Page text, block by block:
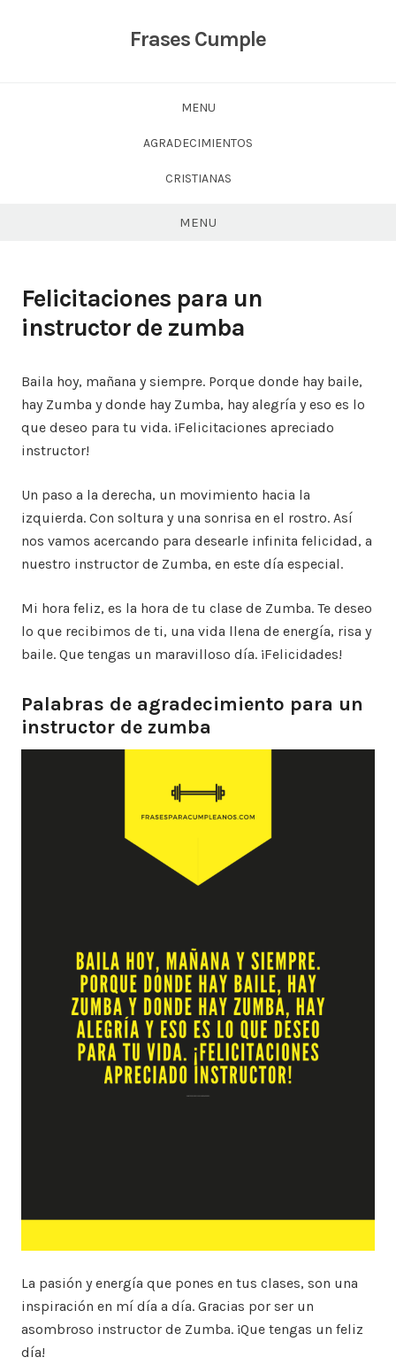
Frases Cumple
MENU
AGRADECIMIENTOS
CRISTIANAS
MENU
Felicitaciones para un
instructor de zumba
Baila hoy, mañana y siempre. Porque donde hay baile,
hay Zumba y donde hay Zumba, hay alegría y eso es lo
que deseo para tu vida. ¡Felicitaciones apreciado
instructor!
Un paso a la derecha, un movimiento hacia la
izquierda. Con soltura y una sonrisa en el rostro. Así
nos vamos acercando para desearle infinita felicidad, a
nuestro instructor de Zumba, en este día especial.
Mi hora feliz, es la hora de tu clase de Zumba. Te deseo
lo que recibimos de ti, una vida llena de energía, risa y
baile. Que tengas un maravilloso día. ¡Felicidades!
Palabras de agradecimiento para un
instructor de zumba
La pasión y energía que pones en tus clases, son una
inspiración en mí día a día. Gracias por ser un
asombroso instructor de Zumba. ¡Que tengas un feliz
día!